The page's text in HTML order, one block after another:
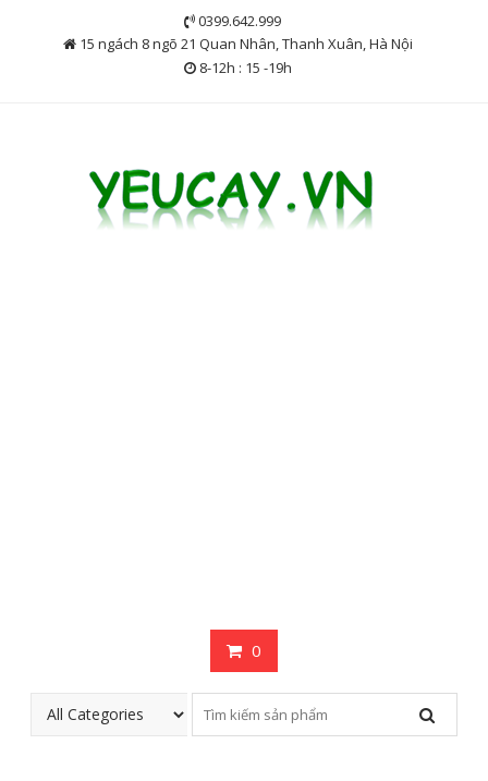
0399.642.999
15 ngách 8 ngõ 21 Quan Nhân, Thanh Xuân, Hà Nội
8-12h : 15 -19h
0